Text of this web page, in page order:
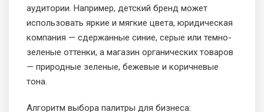
аудитории. Например, детский бренд может
использовать яркие и мягкие цвета, юридическая
компания — сдержанные синие, серые или темно-
зеленые оттенки, а магазин органических товаров
— природные зеленые, бежевые и коричневые
тона.
Алгоритм выбора палитры для бизнеса: